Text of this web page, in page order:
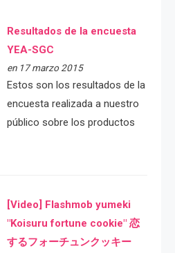
Resultados de la encuesta
YEA-SGC
en 17 marzo 2015
Estos son los resultados de la
encuesta realizada a nuestro
público sobre los productos
[Video] Flashmob yumeki
"Koisuru fortune cookie" 恋
するフォーチュンクッキー